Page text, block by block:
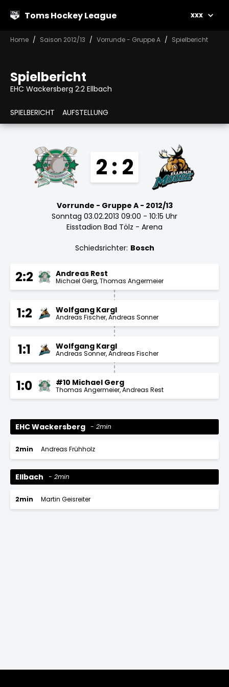
Toms Hockey League xxx
Home Saison 2012/13 Vorrunde - Gruppe A Spielbericht
Spielbericht
EHC Wackersberg 2:2 Ellbach
SPIELBERICHT AUFSTELLUNG
2 : 2
Vorrunde - Gruppe A - 2012/13
Sonntag 03.02.2013 09:00 - 10:15 Uhr
Eisstadion Bad Tölz - Arena
Schiedsrichter: Bosch
2:2 Andreas Rest
Michael Gerg Thomas Angermeier
1:2 Wolfgang Kargl
Andreas Fischer Andreas Sonner
1:1 Wolfgang Kargl
Andreas Sonner Andreas Fischer
1:0 #10 Michael Gerg
Thomas Angermeier Andreas Rest
EHC Wackersberg 2min
2min Andreas Frühholz
Ellbach 2min
2min Martin Geisreiter